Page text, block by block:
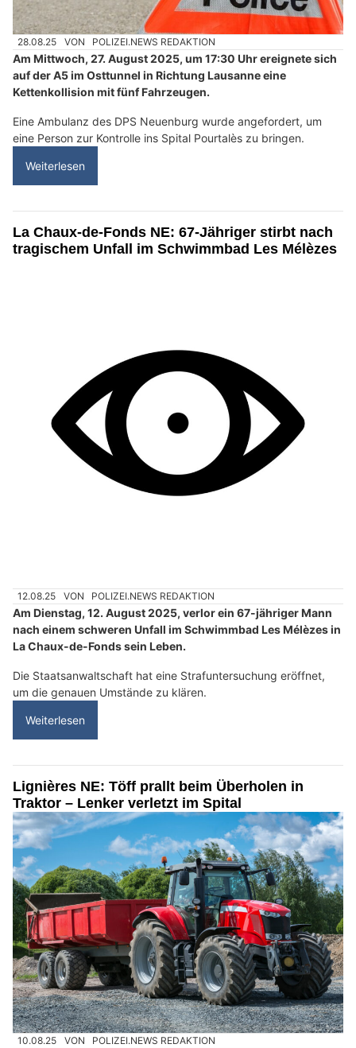
28.08.25 VON POLIZEI.NEWS REDAKTION
Am Mittwoch, 27. August 2025, um 17:30 Uhr ereignete sich
auf der A5 im Osttunnel in Richtung Lausanne eine
Kettenkollision mit fünf Fahrzeugen.
Eine Ambulanz des DPS Neuenburg wurde angefordert, um
eine Person zur Kontrolle ins Spital Pourtalès zu bringen.
Weiterlesen
La Chaux-de-Fonds NE: 67-Jähriger stirbt nach
tragischem Unfall im Schwimmbad Les Mélèzes
12.08.25 VON POLIZEI.NEWS REDAKTION
Am Dienstag, 12. August 2025, verlor ein 67-jähriger Mann
nach einem schweren Unfall im Schwimmbad Les Mélèzes in
La Chaux-de-Fonds sein Leben.
Die Staatsanwaltschaft hat eine Strafuntersuchung eröffnet,
um die genauen Umstände zu klären.
Weiterlesen
Lignières NE: Töff prallt beim Überholen in
Traktor – Lenker verletzt im Spital
10.08.25 VON POLIZEI.NEWS REDAKTION